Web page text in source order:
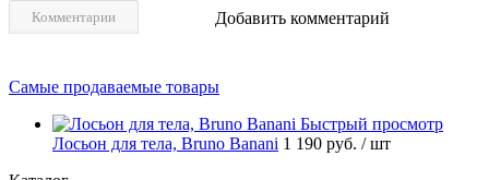
Комментарии Добавить комментарий
Самые продаваемые товары
Быстрый просмотр
Лосьон для тела, Bruno Banani 1 190 руб. / шт